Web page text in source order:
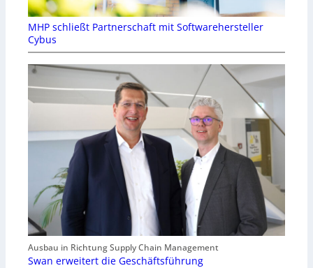
MHP schließt Partnerschaft mit Softwarehersteller
Cybus
Ausbau in Richtung Supply Chain Management
Swan erweitert die Geschäftsführung